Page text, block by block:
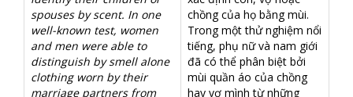
spouses by scent. In one
well-known test, women
and men were able to
distinguish by smell alone
clothing worn by their
marriage partners from
chồng của họ bằng mùi.
Trong một thử nghiệm nổi
tiếng, phụ nữ và nam giới
đã có thể phân biệt bởi
mùi quần áo của chồng
hay vợ mình từ những